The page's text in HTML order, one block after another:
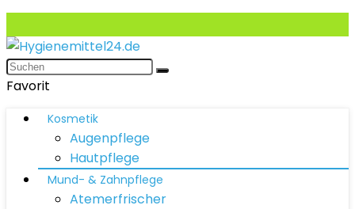
Favorit
Kosmetik
Augenpflege
Hautpflege
Mund- & Zahnpflege
Atemerfrischer